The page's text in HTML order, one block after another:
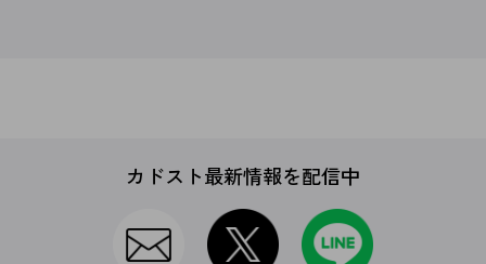
カドスト最新情報を配信中